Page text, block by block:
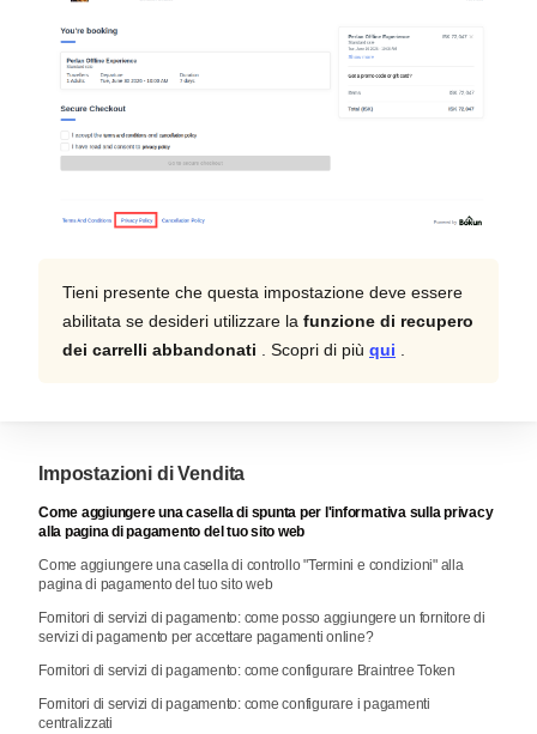
Tieni presente che questa impostazione deve essere
abilitata se desideri utilizzare la funzione di recupero
dei carrelli abbandonati . Scopri di più qui .
Impostazioni di Vendita
Come aggiungere una casella di spunta per l'informativa sulla privacy
alla pagina di pagamento del tuo sito web
Come aggiungere una casella di controllo "Termini e condizioni" alla
pagina di pagamento del tuo sito web
Fornitori di servizi di pagamento: come posso aggiungere un fornitore di
servizi di pagamento per accettare pagamenti online?
Fornitori di servizi di pagamento: come configurare Braintree Token
Fornitori di servizi di pagamento: come configurare i pagamenti
centralizzati